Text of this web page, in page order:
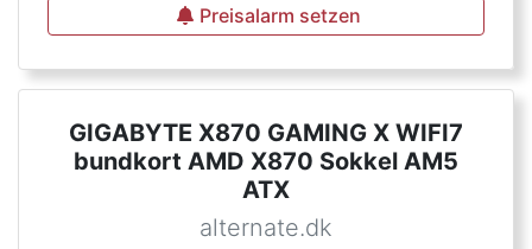
Preisalarm setzen
GIGABYTE X870 GAMING X WIFI7
bundkort AMD X870 Sokkel AM5
ATX
alternate.dk